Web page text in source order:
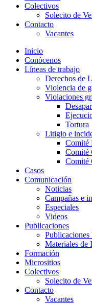
Colectivos
Solecito de
Contacto
Vacantes
Inicio
Conócenos
Líneas de trabajo
Derechos de
Violencia de
Violaciones
Tortura
Litigio e
Comité
Comité
Comité
Casos
Comunicación
Noticias
Campañas e
Especiales
Videos
Publicaciones
Publicaciones
Materiales de
Formación
Micrositios
Colectivos
Solecito de
Contacto
Vacantes